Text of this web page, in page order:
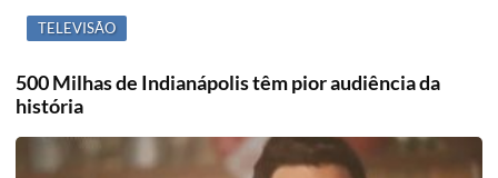
TELEVISÃO
500 Milhas de Indianápolis têm pior audiência da
história